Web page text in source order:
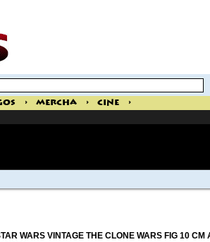
> Mercha > Cine
>
WARS VINTAGE THE CLONE WARS FIG 10 CM